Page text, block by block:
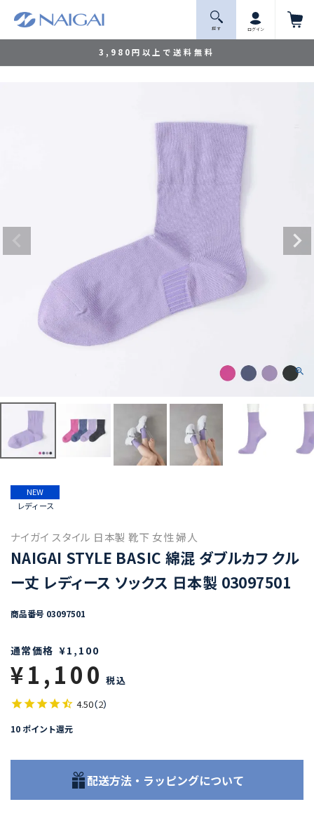
3,980円以上で送料無料
探 す ログイン
NEW
レディース
ナイガイ スタイル 日本製 靴下 女性 婦人
NAIGAI STYLE BASIC 綿混 ダブルカフ クル
ー丈 レディース ソックス 日本製 03097501
商品番号 03097501
通常価格 ¥1,100
¥1,100 税込
4.50（2）
10 ポイント還元
配送方法・ラッピングについて